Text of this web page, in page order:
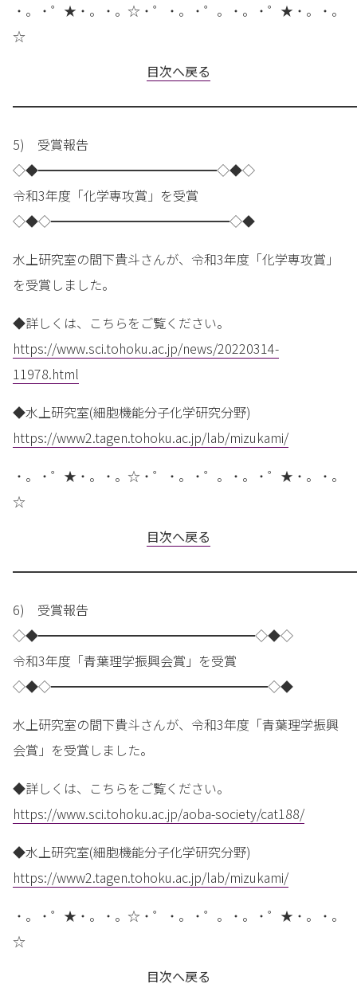
・。・゜★・。・。☆・゜・。・゜。・。・゜★・。・。
☆
目次へ戻る
5) 受賞報告
◇◆━━━━━━━━━━━━━━◇◆◇
令和3年度「化学専攻賞」を受賞
◇◆◇━━━━━━━━━━━━━━◇◆
水上研究室の間下貴斗さんが、令和3年度「化学専攻賞」
を受賞しました。
◆詳しくは、こちらをご覧ください。
https://www.sci.tohoku.ac.jp/news/20220314-
11978.html
◆水上研究室(細胞機能分子化学研究分野)
https://www2.tagen.tohoku.ac.jp/lab/mizukami/
・。・゜★・。・。☆・゜・。・゜。・。・゜★・。・。
☆
目次へ戻る
6) 受賞報告
◇◆━━━━━━━━━━━━━━━━━◇◆◇
令和3年度「青葉理学振興会賞」を受賞
◇◆◇━━━━━━━━━━━━━━━━━◇◆
水上研究室の間下貴斗さんが、令和3年度「青葉理学振興
会賞」を受賞しました。
◆詳しくは、こちらをご覧ください。
https://www.sci.tohoku.ac.jp/aoba-society/cat188/
◆水上研究室(細胞機能分子化学研究分野)
https://www2.tagen.tohoku.ac.jp/lab/mizukami/
・。・゜★・。・。☆・゜・。・゜。・。・゜★・。・。
☆
目次へ戻る